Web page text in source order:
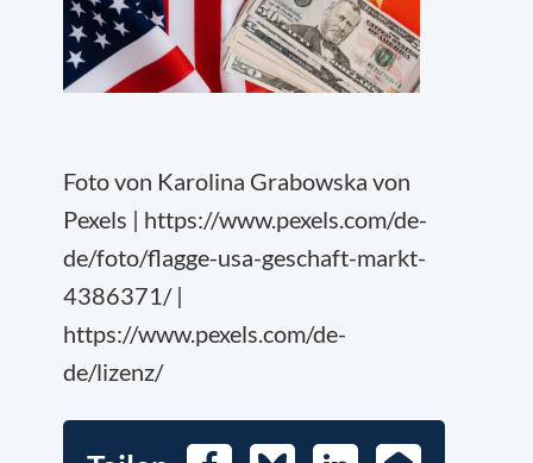
Foto von Karolina Grabowska von
Pexels | https://www.pexels.com/de-
de/foto/flagge-usa-geschaft-markt-
4386371/ |
https://www.pexels.com/de-
de/lizenz/